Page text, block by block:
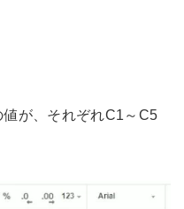
が、それぞれC1～C5